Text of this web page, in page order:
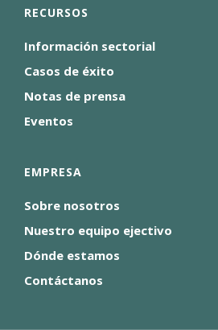
RECURSOS
Información sectorial
Casos de éxito
Notas de prensa
Eventos
EMPRESA
Sobre nosotros
Nuestro equipo ejectivo
Dónde estamos
Contáctanos